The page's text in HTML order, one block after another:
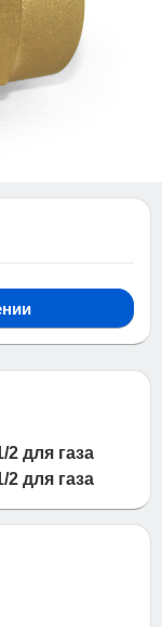
для газа
для газа